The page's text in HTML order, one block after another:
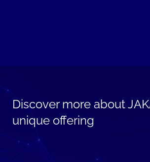
Discover more about
unique offering